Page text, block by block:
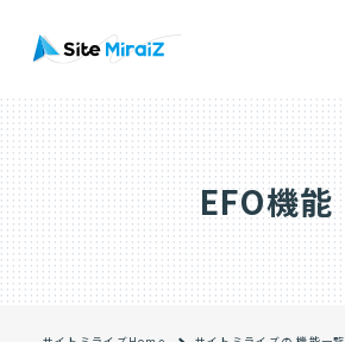
HOME
サイトミライズの得意分野
コーポレートサイト制作
オウンドメディア制作
導入事例
EFO機能